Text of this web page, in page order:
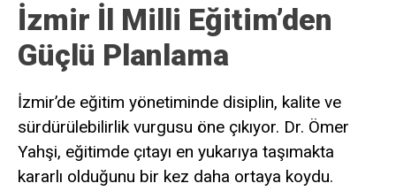
İzmir İl Milli Eğitim’den
Güçlü Planlama
İzmir’de eğitim yönetiminde disiplin, kalite ve
sürdürülebilirlik vurgusu öne çıkıyor. Dr. Ömer
Yahşi, eğitimde çıtayı en yukarıya taşımakta
kararlı olduğunu bir kez daha ortaya koydu.